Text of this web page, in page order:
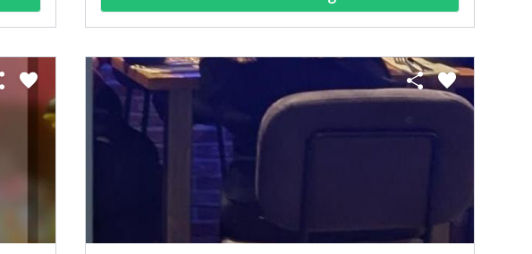
favorite share favorite